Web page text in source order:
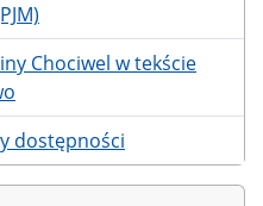
Chociwel w tekście
dostępności